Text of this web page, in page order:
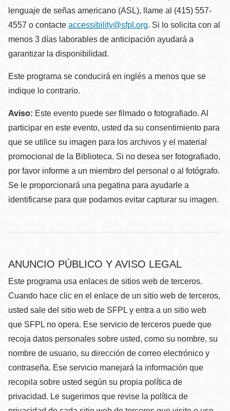
lenguaje de señas americano (ASL), llame al (415) 557-
4557 o contacte accessibility@sfpl.org. Si lo solicita con al
menos 3 días laborables de anticipación ayudará a
garantizar la disponibilidad.
Este programa se conducirá en inglés a menos que se
indique lo contrario.
Aviso: Este evento puede ser filmado o fotografiado. Al
participar en este evento, usted da su consentimiento para
que se utilice su imagen para los archivos y el material
promocional de la Biblioteca. Si no desea ser fotografiado,
por favor informe a un miembro del personal o al fotógrafo.
Se le proporcionará una pegatina para ayudarle a
identificarse para que podamos evitar capturar su imagen.
ANUNCIO PÚBLICO Y AVISO LEGAL
Este programa usa enlaces de sitios web de terceros.
Cuando hace clic en el enlace de un sitio web de terceros,
usted sale del sitio web de SFPL y entra a un sitio web
que SFPL no opera. Ese servicio de terceros puede que
recoja datos personales sobre usted, como su nombre, su
nombre de usuario, su dirección de correo electrónico y
contraseña. Ese servicio manejará la información que
recopila sobre usted según su propia política de
privacidad. Le sugerimos que revise la política de